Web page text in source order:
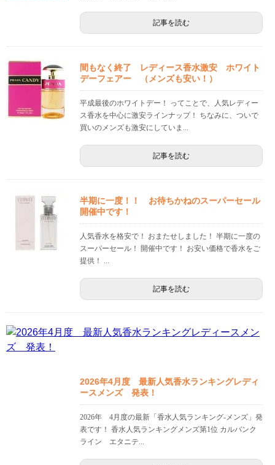
記事を読む
間もなく終了 レディース香水激安 ホワイト
デーフェアー （メンズも安い！）
平成最後のホワイトデー！ ってことで、人気レディー
ス香水を中心に激安ラインナップ！ ちなみに、ついで
買いのメンズも激安にしていま...
記事を読む
半期に一度！！ お待ちかねのスーパーセール
開催中です！
人気香水を格安で！ おまたせしました！ 半期に一度の
スーパーセール！ 開催中です！ お安い価格で香水をご
提供！ ...
記事を読む
2026年4月度 最新人気香水ランキングレディ
ースメンズ 発表！
2026年 4月度の最新「香水人気ランキング-メンズ」発
表です！ 香水人気ランキングメンズ第1位 カルバンク
ライン エタニテ...